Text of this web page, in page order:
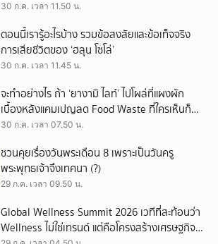
30 ก.ค. เวลา 11.50 น.
ตอนนี้เรารู้อะไรบ้าง รวมข้อสงสัยและข้อเท็จจริง
การเสียชีวิตของ ‘ฮลุน โซโล่’
30 ก.ค. เวลา 11.45 น.
จะทำอย่างไร ถ้า ‘ยางามิ ไลท์’ ไปโผล่ที่แผงผัก
เบื้องหลังแคมเปญลด Food Waste ที่ใครเห็นก็
ต้องหันมอง
30 ก.ค. เวลา 07.50 น.
ชวนคุยเรื่องวันพระเดือน 8 เพราะเป็นวันครู
พระพุทธเจ้าจึงเทศนา (?)
29 ก.ค. เวลา 09.50 น.
Global Wellness Summit 2026 เวทีที่สะท้อนว่า
Wellness ไม่ใช่เทรนด์ แต่คือโครงสร้างเศรษฐกิจ